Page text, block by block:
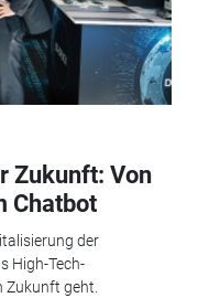
Zukunft: Von
Chatbot
der
High-Tech-
Zukunft geht.